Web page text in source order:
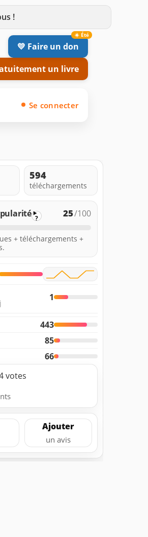
!
💛 Faire un don
un livre
Se connecter
594
téléchargements
? 25/100
+ téléchargements +
1
443
85
66
votes
Ajouter
un avis